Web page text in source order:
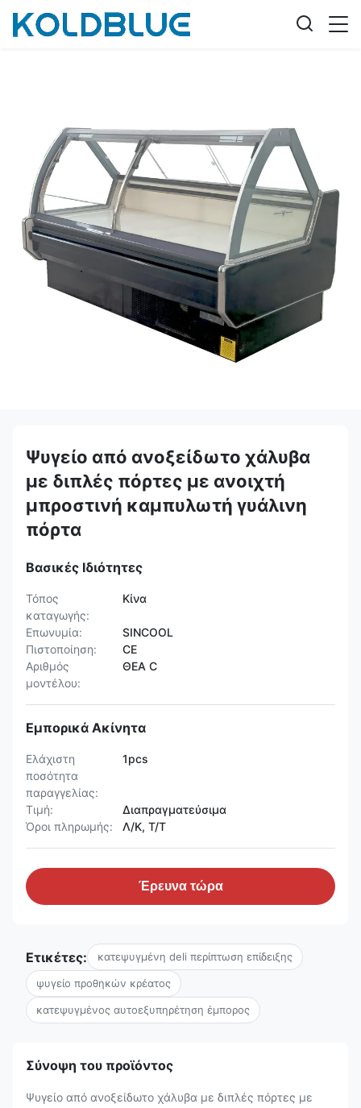
Ψυγείο από ανοξείδωτο χάλυβα
με διπλές πόρτες με ανοιχτή
μπροστινή καμπυλωτή γυάλινη
πόρτα
Βασικές Ιδιότητες
Τόπος
καταγωγής:
Κίνα
Επωνυμία:
SINCOOL
Πιστοποίηση:
CE
Αριθμός
μοντέλου:
ΘΕΑ C
Εμπορικά Ακίνητα
Ελάχιστη
ποσότητα
παραγγελίας:
1pcs
Τιμή:
Διαπραγματεύσιμα
Όροι πληρωμής:
Λ/Κ, Τ/Τ
Έρευνα τώρα
Ετικέτες: κατεψυγμένη deli περίπτωση επίδειξης
ψυγείο προθηκών κρέατος
κατεψυγμένος αυτοεξυπηρέτηση έμπορος
Σύνοψη του προϊόντος
Ψυγείο από ανοξείδωτο χάλυβα με διπλές πόρτες με